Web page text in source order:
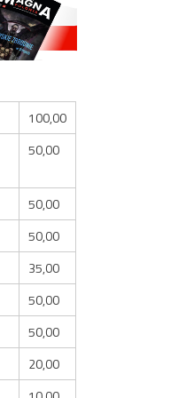
100,00
50,00
50,00
50,00
35,00
50,00
50,00
20,00